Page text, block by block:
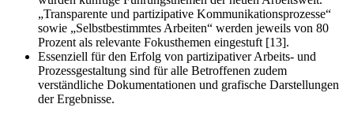
„Transparente und partizipative Kommunikationsprozesse“
sowie „Selbstbestimmtes Arbeiten“ werden jeweils von 80
Prozent als relevante Fokusthemen eingestuft [13].
Essenziell für den Erfolg von partizipativer Arbeits- und
Prozessgestaltung sind für alle Betroffenen zudem
verständliche Dokumentationen und grafische Darstellungen
der Ergebnisse.